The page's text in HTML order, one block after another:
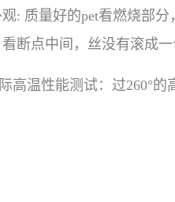
: 质量好的pet看燃烧部
断点中间，丝没有滚成
高温性能测试：过260°的